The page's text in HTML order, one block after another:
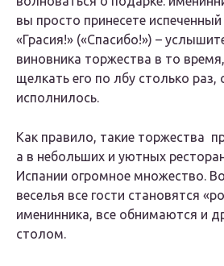
вы просто принесете
«Грасия!» («Спасибо!») –
виновника торжества в то
щелкать его по лбу столько раз,
исполнилось.
Как правило, такие торжества
а в небольших и уютных
Испании огромное множество.
веселья все гости становятся
именинника, все обнимаются и
столом.